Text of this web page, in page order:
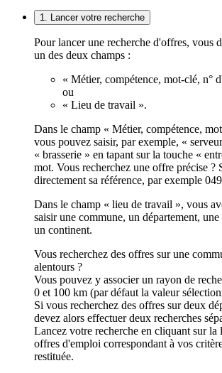
1. Lancer votre recherche
Pour lancer une recherche d'offres, vous
un des deux champs :
« Métier, compétence, mot-clé, n°
ou
« Lieu de travail ».
Dans le champ « Métier, compétence,
vous pouvez saisir, par exemple, «
« brasserie » en tapant sur la touche «
mot. Vous recherchez une offre précise ?
directement sa référence, par exemple
Dans le champ « lieu de travail », vous
saisir une commune, un département,
un continent.
Vous recherchez des offres sur une
alentours ?
Vous pouvez y associer un rayon de
0 et 100 km (par défaut la valeur
Si vous recherchez des offres sur deux
devez alors effectuer deux recherches
Lancez votre recherche en cliquant sur la
offres d'emploi correspondant à vos
restituée.